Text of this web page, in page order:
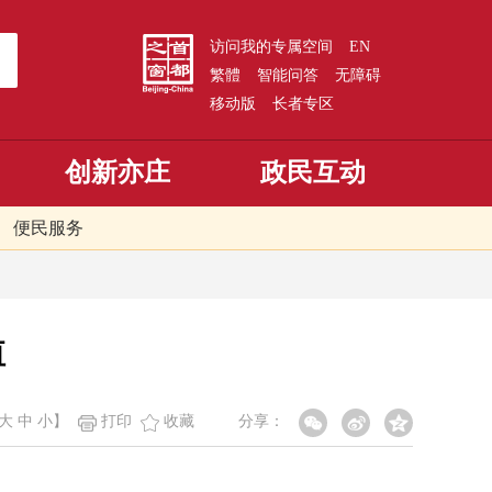
访问我的专属空间
EN
繁體
智能问答
无障碍
移动版
长者专区
便民服务
创新亦庄 政民互动
分享：
中 小 】 打印 收藏